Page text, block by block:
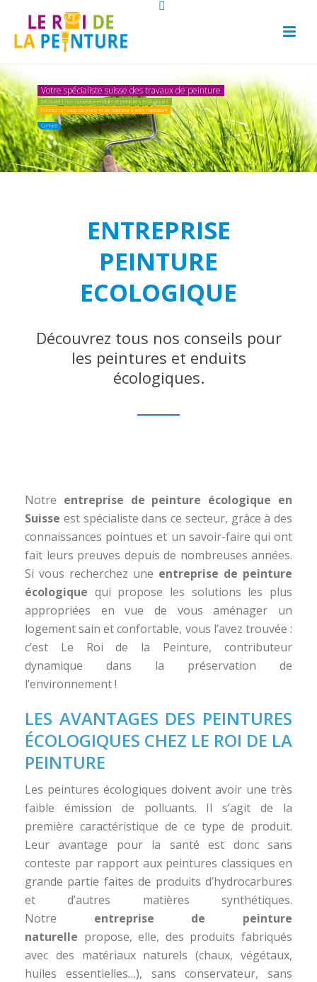
Votre spécialiste suisse des travaux de peinture
Découvrez nos nouveaux enduits et peintures écologiques
Donnez un coup de jeune et de fraicheur à votre habitation!
Contact!
ENTREPRISE
PEINTURE
ECOLOGIQUE
Découvrez tous nos conseils pour
les peintures et enduits
écologiques.
Notre entreprise de peinture écologique en
Suisse est spécialiste dans ce secteur, grâce à des
connaissances pointues et un savoir-faire qui ont
fait leurs preuves depuis de nombreuses années.
Si vous recherchez une entreprise de peinture
écologique qui propose les solutions les plus
appropriées en vue de vous aménager un
logement sain et confortable, vous l’avez trouvée :
c’est Le Roi de la Peinture, contributeur
dynamique dans la préservation de
l’environnement !
LES AVANTAGES DES PEINTURES
ÉCOLOGIQUES CHEZ LE ROI DE LA
PEINTURE
Les peintures écologiques doivent avoir une très
faible émission de polluants. Il s’agit de la
première caractéristique de ce type de produit.
Leur avantage pour la santé est donc sans
conteste par rapport aux peintures classiques en
grande partie faites de produits d’hydrocarbures
et d’autres matières synthétiques.
Notre entreprise de peinture
naturelle propose, elle, des produits fabriqués
avec des matériaux naturels (chaux, végétaux,
huiles essentielles…), sans conservateur, sans